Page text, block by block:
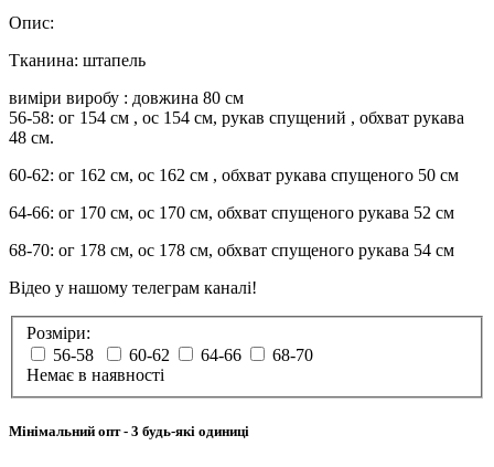
Опис:
Тканина: штапель
виміри виробу : довжина 80 см
56-58: ог 154 см , ос 154 см, рукав спущений , обхват рукава
48 см.
60-62: ог 162 см, ос 162 см , обхват рукава спущеного 50 см
64-66: ог 170 см, ос 170 см, обхват спущеного рукава 52 см
68-70: ог 178 см, ос 178 см, обхват спущеного рукава 54 см
Відео у нашому телеграм каналі!
Розміри:
56-58
60-62 64-66
68-70
Немає в наявності
Мінімальний опт- 3 будь-які одиниці